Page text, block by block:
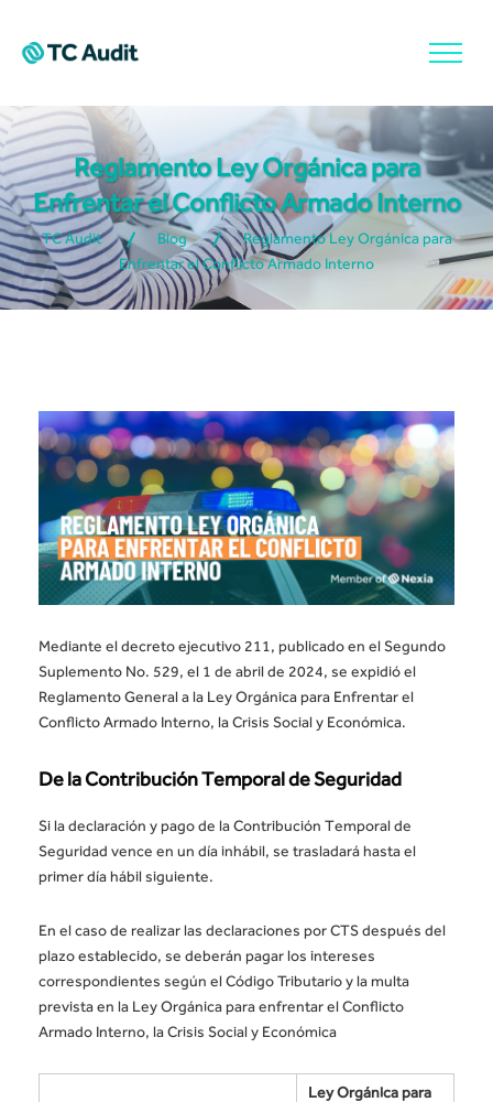
Reglamento Ley Orgánica para
Enfrentar el Conflicto Armado Interno
TC Audit Blog
Reglamento Ley Orgánica para
Enfrentar el Conflicto Armado Interno
Mediante el decreto ejecutivo 211, publicado en el Segundo
Suplemento No. 529, el 1 de abril de 2024, se expidió el
Reglamento General a la Ley Orgánica para Enfrentar el
Conflicto Armado Interno, la Crisis Social y Económica.
De la Contribución Temporal de Seguridad
Si la declaración y pago de la Contribución Temporal de
Seguridad vence en un día inhábil, se trasladará hasta el
primer día hábil siguiente.
En el caso de realizar las declaraciones por CTS después del
plazo establecido, se deberán pagar los intereses
correspondientes según el Código Tributario y la multa
prevista en la Ley Orgánica para enfrentar el Conflicto
Armado Interno, la Crisis Social y Económica
Ley Orgánica para